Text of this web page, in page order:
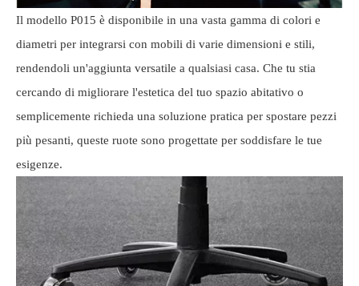
Il modello P015 è disponibile in una vasta gamma di colori e
diametri per integrarsi con mobili di varie dimensioni e stili,
rendendoli un'aggiunta versatile a qualsiasi casa. Che tu stia
cercando di migliorare l'estetica del tuo spazio abitativo o
semplicemente richieda una soluzione pratica per spostare pezzi
più pesanti, queste ruote sono progettate per soddisfare le tue
esigenze.